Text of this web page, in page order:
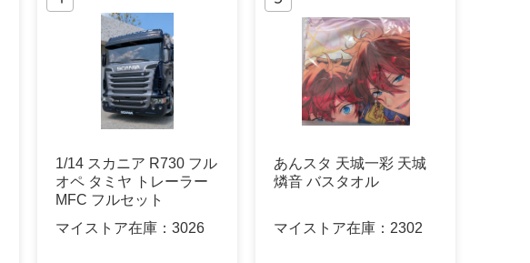
1/14 スカニア R730 フル
オペ タミヤ トレーラー
MFC フルセット
マイストア在庫： 3026
あんスタ 天城一彩 天城
燐音 バスタオル
マイストア在庫： 2302